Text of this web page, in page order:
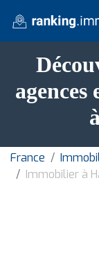
France
Immobilier à